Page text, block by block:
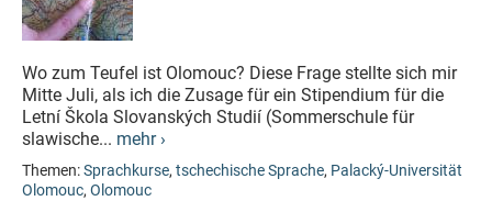
Wo zum Teufel ist Olomouc? Diese Frage stellte sich mir
Mitte Juli, als ich die Zusage für ein Stipendium für die
Letní Škola Slovanských Studií (Sommerschule für
slawische... mehr ›
Themen:Sprachkurse, tschechische Sprache, Palacký-Universität
Olomouc, Olomouc